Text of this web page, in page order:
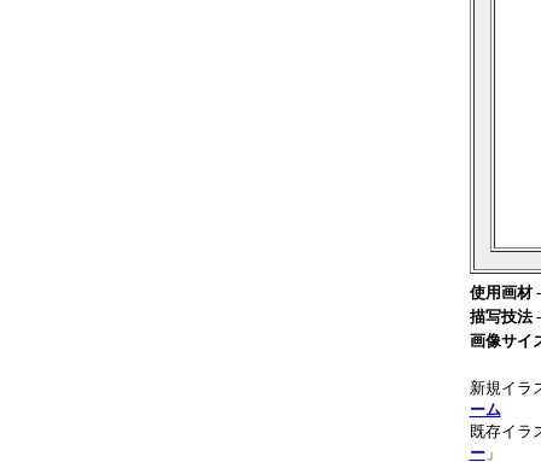
使用画材
描写技法
画像サイ
新規イラ
ーム
既存イラ
ー」